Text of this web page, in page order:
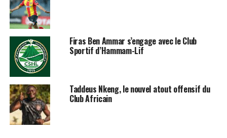
Firas Ben Ammar s’engage avec le Club
Sportif d’Hammam-Lif
Taddeus Nkeng, le nouvel atout offensif du
Club Africain